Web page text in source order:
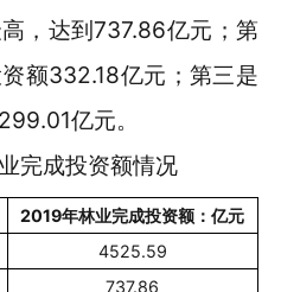
，达到737.86亿元；第
额332.18亿元；第三是
亿元。
完成投资额情况
2019年林业完成投资额：亿元
4525.59
737.86